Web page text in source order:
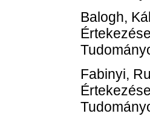
Balogh,
Fabinyi,